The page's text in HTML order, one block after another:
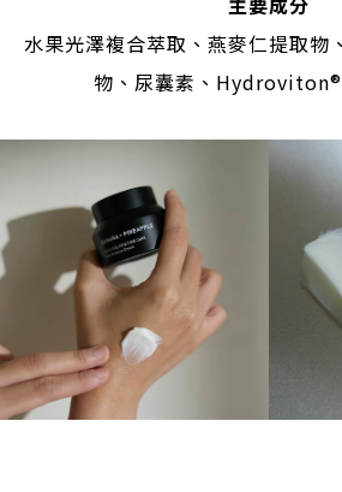
水果光澤複合萃取、燕麥仁提取物
物、尿囊素、